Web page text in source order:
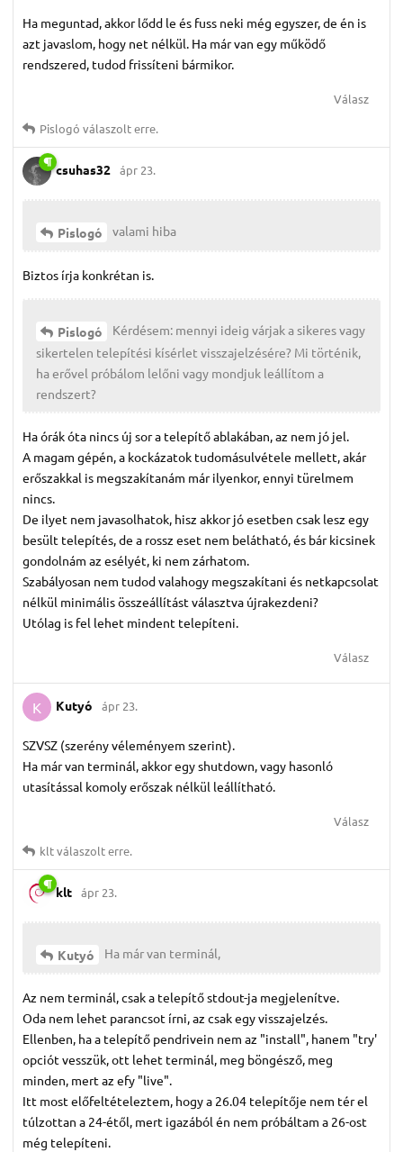
Ha meguntad, akkor lődd le és fuss neki még egyszer, de én is
azt javaslom, hogy net nélkül. Ha már van egy működő
rendszered, tudod frissíteni bármikor.
Válasz
Pislogó válaszolt erre.
csuhas32 ápr 23.
Pislogó valami hiba
Biztos írja konkrétan is.
Pislogó
Kérdésem: mennyi ideig várjak a sikeres vagy
sikertelen telepítési kísérlet visszajelzésére? Mi történik,
ha erővel próbálom lelőni vagy mondjuk leállítom a
rendszert?
Ha órák óta nincs új sor a telepítő ablakában, az nem jó jel.
A magam gépén, a kockázatok tudomásulvétele mellett, akár
erőszakkal is megszakítanám már ilyenkor, ennyi türelmem
nincs.
De ilyet nem javasolhatok, hisz akkor jó esetben csak lesz egy
besült telepítés, de a rossz eset nem belátható, és bár kicsinek
gondolnám az esélyét, ki nem zárhatom.
Szabályosan nem tudod valahogy megszakítani és netkapcsolat
nélkül minimális összeállítást választva újrakezdeni?
Utólag is fel lehet mindent telepíteni.
Válasz
K Kutyó ápr 23.
SZVSZ (szerény véleményem szerint).
Ha már van terminál, akkor egy shutdown, vagy hasonló
utasítással komoly erőszak nélkül leállítható.
Válasz
kltválaszolt erre.
klt ápr 23.
Kutyó Ha már van terminál,
Az nem terminál, csak a telepítő stdout-ja megjelenítve.
Oda nem lehet parancsot írni, az csak egy visszajelzés.
Ellenben, ha a telepítő pendrivein nem az "install", hanem "try'
opciót vesszük, ott lehet terminál, meg böngésző, meg
minden, mert az efy "live".
Itt most előfeltételeztem, hogy a 26.04 telepítője nem tér el
túlzottan a 24-étől, mert igazából én nem próbáltam a 26-ost
még telepíteni.